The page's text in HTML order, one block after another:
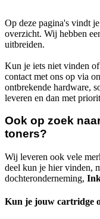
Op deze pagina's vindt
overzicht. Wij hebben
uitbreiden.
Kun je iets niet vinden
contact met ons op via
ontbrekende hardware,
leveren en dan met
Ook op zoek
toners?
Wij leveren ook vele
deel kun je hier vinden,
dochteronderneming,
Kun je jouw cartridge